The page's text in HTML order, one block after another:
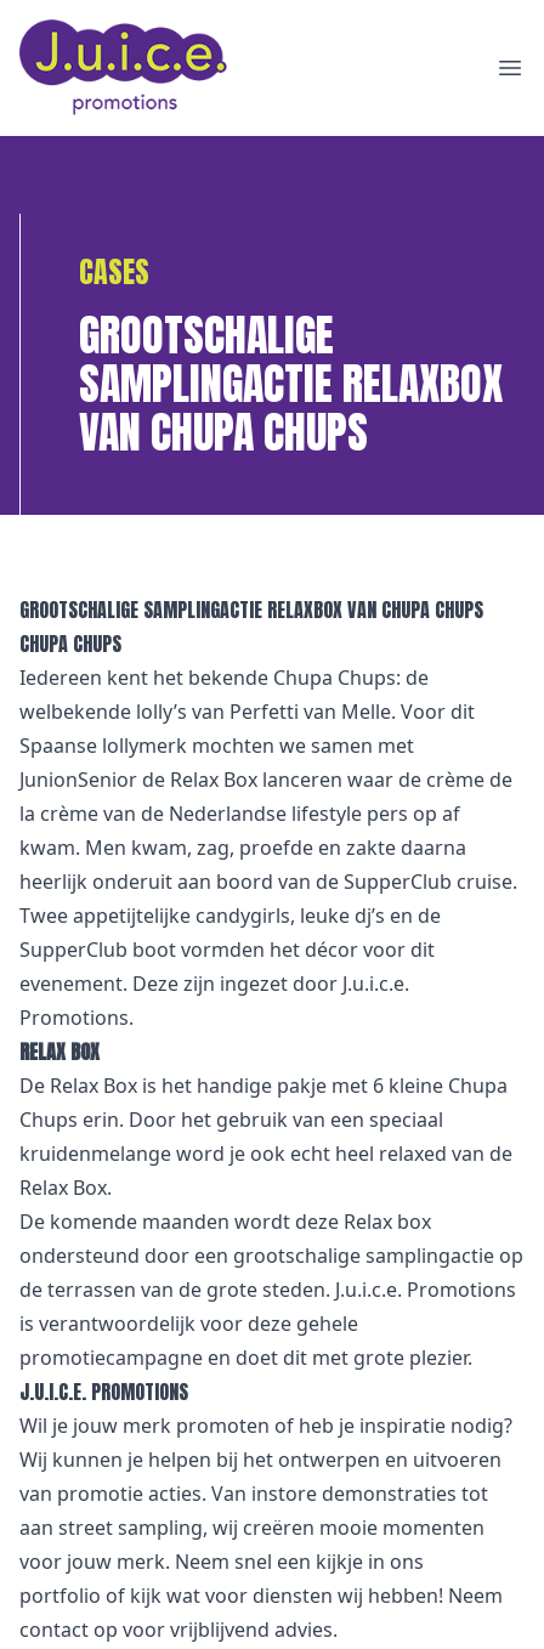
CASES
GROOTSCHALIGE
SAMPLINGACTIE RELAXBOX
VAN CHUPA CHUPS
GROOTSCHALIGE SAMPLINGACTIE RELAXBOX VAN CHUPA CHUPS
CHUPA CHUPS
Iedereen kent het bekende Chupa Chups: de
welbekende lolly’s van Perfetti van Melle. Voor dit
Spaanse lollymerk mochten we samen met
JunionSenior de Relax Box lanceren waar de crème de
la crème van de Nederlandse lifestyle pers op af
kwam. Men kwam, zag, proefde en zakte daarna
heerlijk onderuit aan boord van de SupperClub cruise.
Twee appetijtelijke candygirls, leuke dj’s en de
SupperClub boot vormden het décor voor dit
evenement. Deze zijn ingezet door J.u.i.c.e.
Promotions.
RELAX BOX
De Relax Box is het handige pakje met 6 kleine Chupa
Chups erin. Door het gebruik van een speciaal
kruidenmelange word je ook echt heel relaxed van de
Relax Box.
De komende maanden wordt deze Relax box
ondersteund door een grootschalige samplingactie op
de terrassen van de grote steden. J.u.i.c.e. Promotions
is verantwoordelijk voor deze gehele
promotiecampagne en doet dit met grote plezier.
J.U.I.C.E. PROMOTIONS
Wil je jouw merk promoten of heb je inspiratie nodig?
Wij kunnen je helpen bij het ontwerpen en uitvoeren
van promotie acties. Van instore demonstraties tot
aan street sampling, wij creëren mooie momenten
voor jouw merk. Neem snel een kijkje in ons
portfolio of kijk wat voor diensten wij hebben! Neem
contact op voor vrijblijvend advies.